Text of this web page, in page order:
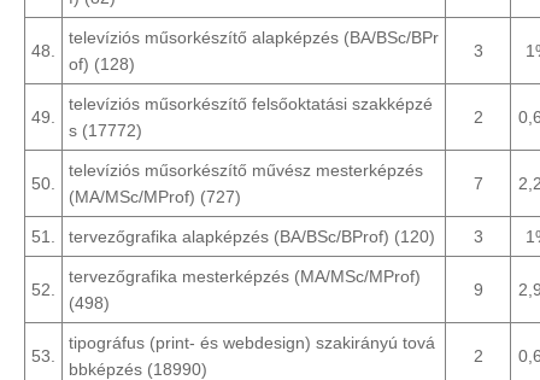
48.
televíziós műsorkészítő alapképzés (BA/BSc/BPr
of) (128)
3
49.
televíziós műsorkészítő felsőoktatási szakképzé
s (17772)
2
50.
televíziós műsorkészítő művész mesterképzés
(MA/MSc/MProf) (727)
7
51. tervezőgrafika alapképzés (BA/BSc/BProf) (120) 3
52.
tervezőgrafika mesterképzés (MA/MSc/MProf)
(498)
9
53.
tipográfus (print- és webdesign) szakirányú tová
bbképzés (18990)
2